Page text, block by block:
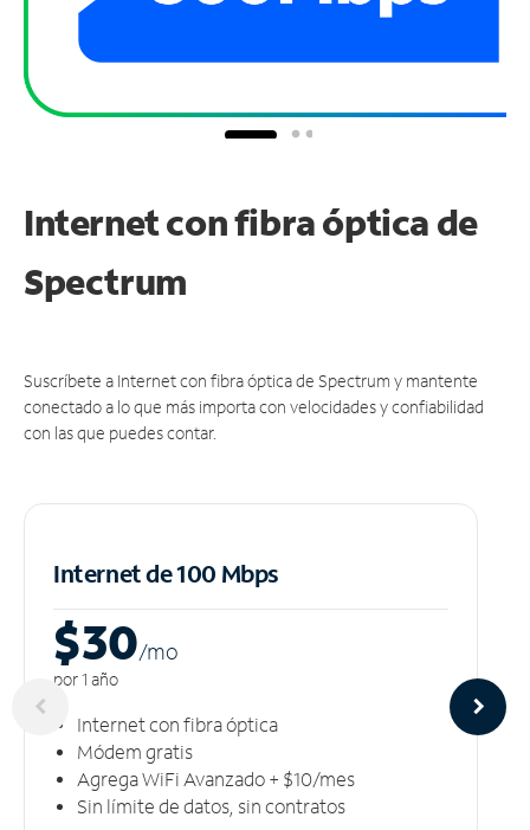
Internet con fibra óptica de
Spectrum
Suscríbete a Internet con fibra óptica de Spectrum y mantente
conectado a lo que más importa con velocidades y confiabilidad
con las que puedes contar.
Internet de 100 Mbps
$30/mo
por 1 año
Internet con fibra óptica
Módem gratis
Agrega WiFi Avanzado + $10/mes
Sin límite de datos, sin contratos